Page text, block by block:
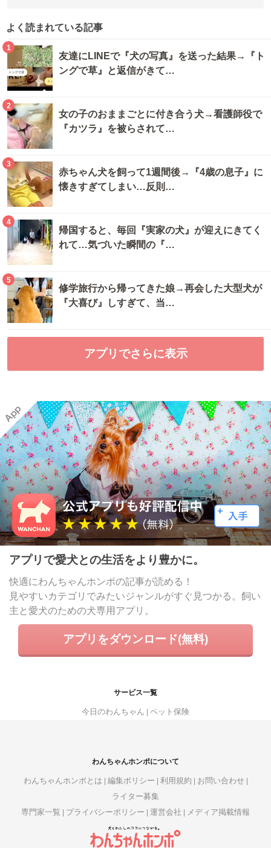
よく読まれている記事
1
友達にLINEで『犬の写真』を送った結果→『ト
ングで草』と返信がきて…
2
女の子のおままごとに付き合う犬→看護師役で
『カツラ』を被らされて…
3
赤ちゃん犬を飼って1週間後→『4歳の息子』に
懐きすぎてしまい…反則…
4
帰国すると、毎回『実家の犬』が迎えにきてく
れて…気づいた瞬間の『…
5
修学旅行から帰ってきた娘→再会した大型犬が
『大喜び』しすぎて、当…
アプリでさらに表示
アプリで愛犬との生活をより豊かに。
快適にわんちゃんホンポの記事が読める！
見やすいカテゴリでみたいジャンルがすぐ見つかる。飼い
主と愛犬のための犬専用アプリ。
アプリをダウンロード(無料)
サービス一覧
今日のわんちゃん ペット保険
わんちゃんホンポについて
わんちゃんホンポとは 編集ポリシー 利用規約
お問い合わせ
ライター募集
専門家一覧
プライバシーポリシー 運営会社 メディア掲載情報